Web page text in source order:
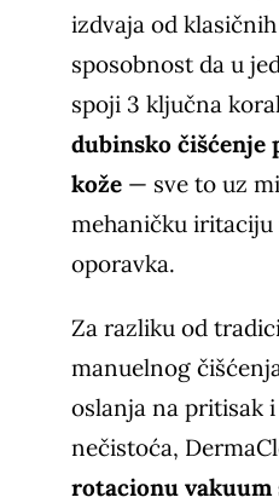
izdvaja od
sposobnost da u
spoji 3 ključna
dubinsko
kože— sve to uz
mehaničku iritaciju
oporavka.
Za razliku od
manuelnog
oslanja na pritisak
nečistoća,
rotacionu vakuum